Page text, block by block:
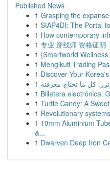
Published News
1 Grasping the
1 SIAP4DI: The Portal
1 How contemporary
1 专业 穿线师 资格证明
1 {Smartworld
1 Mengikuti Trading
1 Discover Your
1 كل ما تحتاج معرفته
1 Billetera electrónica:
1 Turtle Candy: A
1 Revolutionary
1 10mm Aluminium
&...
1 Dwarven Deep Iron